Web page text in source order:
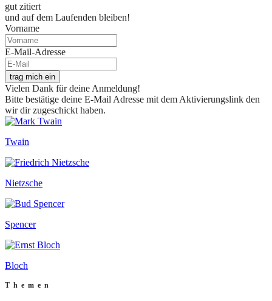
gut zitiert
und auf dem Laufenden bleiben!
Vorname
E-Mail-Adresse
trag mich ein
Vielen Dank für deine Anmeldung!
Bitte bestätige deine E-Mail Adresse mit dem Aktivierungslink den
wir dir zugeschickt haben.
Twain
Nietzsche
Spencer
Bloch
Themen